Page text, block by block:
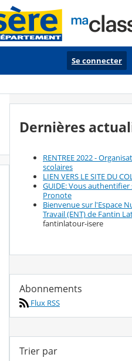
Se connecter
Dernières
RENTREE 2022 -
scolaires
LIEN VERS LE SITE DU
GUIDE: Vous authentifier
Pronote
Bienvenue sur l'Espace
Travail (ENT) de Fantin
fantinlatour-isere
Abonnements
Flux RSS
Trier par